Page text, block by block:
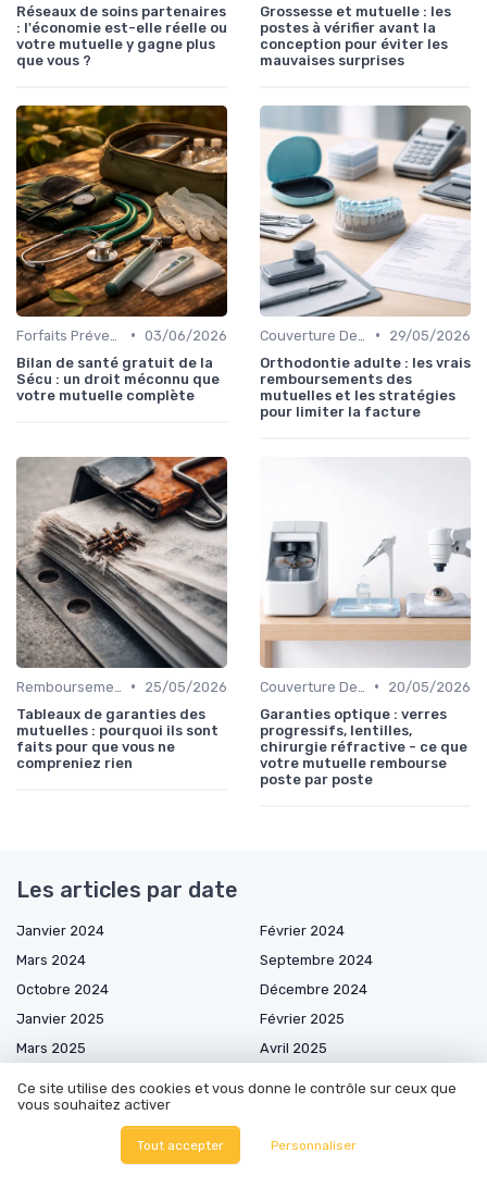
Réseaux de soins partenaires
: l'économie est-elle réelle ou
votre mutuelle y gagne plus
que vous ?
Grossesse et mutuelle : les
postes à vérifier avant la
conception pour éviter les
mauvaises surprises
• 03/06/2026
Bilan de santé gratuit de la
Sécu : un droit méconnu que
votre mutuelle complète
•
29/05/2026
Orthodontie adulte : les vrais
remboursements des
mutuelles et les stratégies
pour limiter la facture
•
25/05/2026
Tableaux de garanties des
mutuelles : pourquoi ils sont
faits pour que vous ne
compreniez rien
•
20/05/2026
Garanties optique : verres
progressifs, lentilles,
chirurgie réfractive - ce que
votre mutuelle rembourse
poste par poste
Les articles par date
Janvier 2024
Février 2024
Mars 2024
Septembre 2024
Octobre 2024
Décembre 2024
Janvier 2025
Février 2025
Mars 2025
Avril 2025
Juillet 2025
Septembre 2025
Novembre 2025
Ce site utilise des cookies et vous donne le contrôle sur ceux que
vous souhaitez activer
Tout accepter Personnaliser